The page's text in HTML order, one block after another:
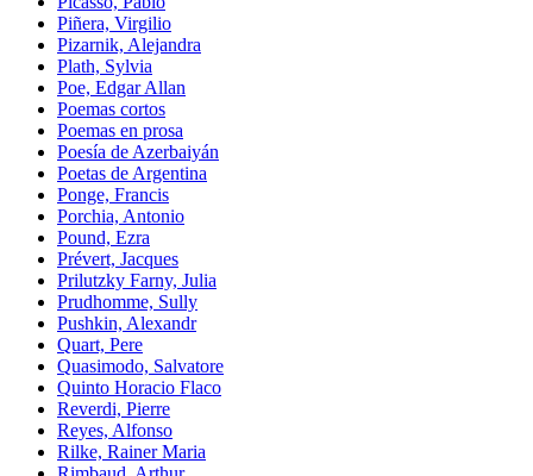
Piñera, Virgilio
Pizarnik, Alejandra
Plath, Sylvia
Poe, Edgar Allan
Poemas cortos
Poemas en prosa
Poesía de Azerbaiyán
Poetas de Argentina
Ponge, Francis
Porchia, Antonio
Pound, Ezra
Prévert, Jacques
Prilutzky Farny, Julia
Prudhomme, Sully
Pushkin, Alexandr
Quart, Pere
Quasimodo, Salvatore
Quinto Horacio Flaco
Reverdi, Pierre
Reyes, Alfonso
Rilke, Rainer Maria